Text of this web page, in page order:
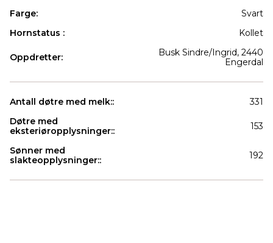
Farge:
Svart
Hornstatus :
Kollet
Oppdretter:
Busk Sindre/Ingrid, 2440
Engerdal
Antall døtre med melk::
331
Døtre med
eksteriøropplysninger::
153
Sønner med
slakteopplysninger::
192